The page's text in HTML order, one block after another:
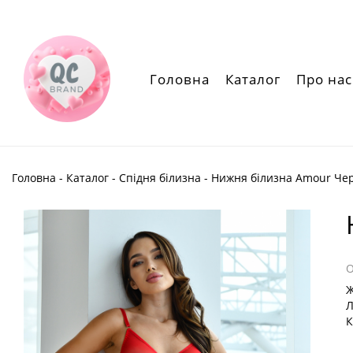
Головна Каталог Про нас
Головна - Каталог - Спідня білизна - Нижня білизна Amour